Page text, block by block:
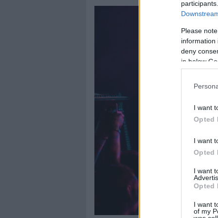
Please
information
deny
in below
I want
Opted
I want
Opted
I want
Opted
I want
of my